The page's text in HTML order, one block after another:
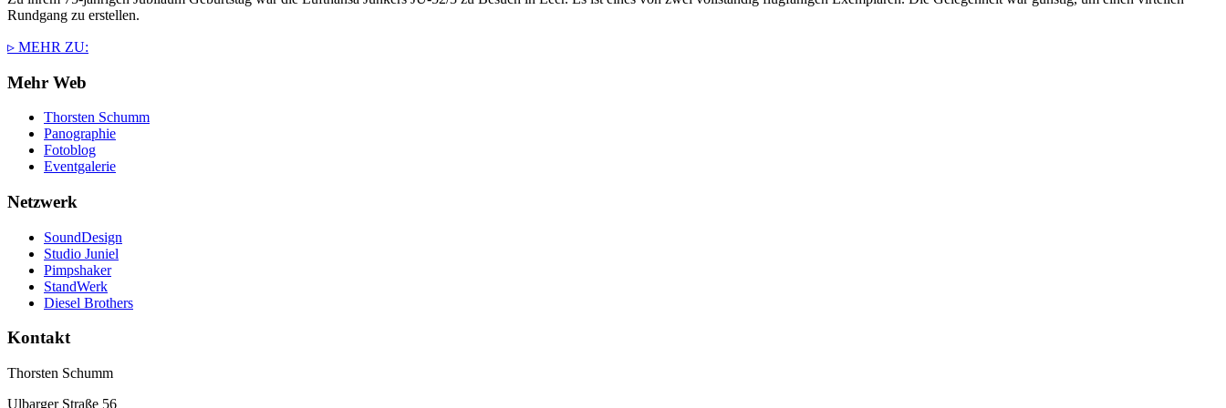
Rundgang zu erstellen.
▹ MEHR ZU:
Mehr Web
Thorsten Schumm
Panographie
Fotoblog
Eventgalerie
Netzwerk
SoundDesign
Studio Juniel
Pimpshaker
StandWerk
Diesel Brothers
Kontakt
Thorsten Schumm
Ulbarger Straße 56